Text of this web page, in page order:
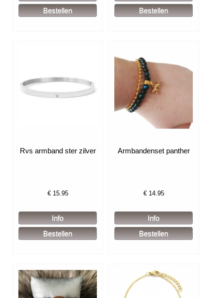
Rvs armband ster zilver
€ 15.95
Armbandenset panther
€ 14.95